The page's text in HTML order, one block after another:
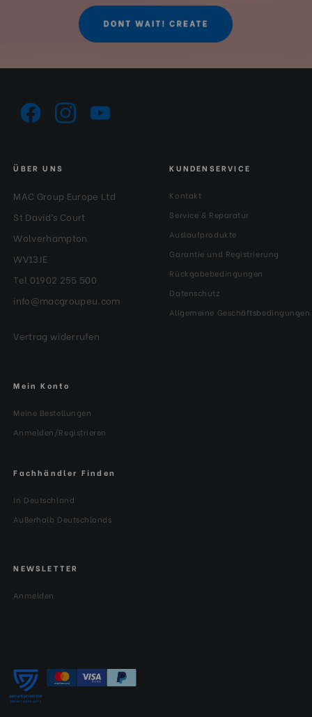
ÜBER UNS
MAC Group Europe Ltd
St David’s Court
Wolverhampton
WV13JE
Tel 01902 255 500
info@macgroupeu.com
Vertrag widerrufen
KUNDENSERVICE
Kontakt
Service & Reparatur
Auslaufprodukte
Garantie und Registrierung
Rückgabebedingungen
Datenschutz
Allgemeine Geschäftsbedingungen
Mein Konto
Meine Bestellungen
Anmelden/Registrieren
Fachhändler Finden
In Deutschland
Außerhalb Deutschlands
NEWSLETTER
Anmelden